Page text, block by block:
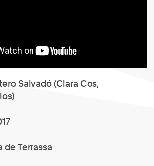
Salvadó (Clara Cos,
de Terrassa